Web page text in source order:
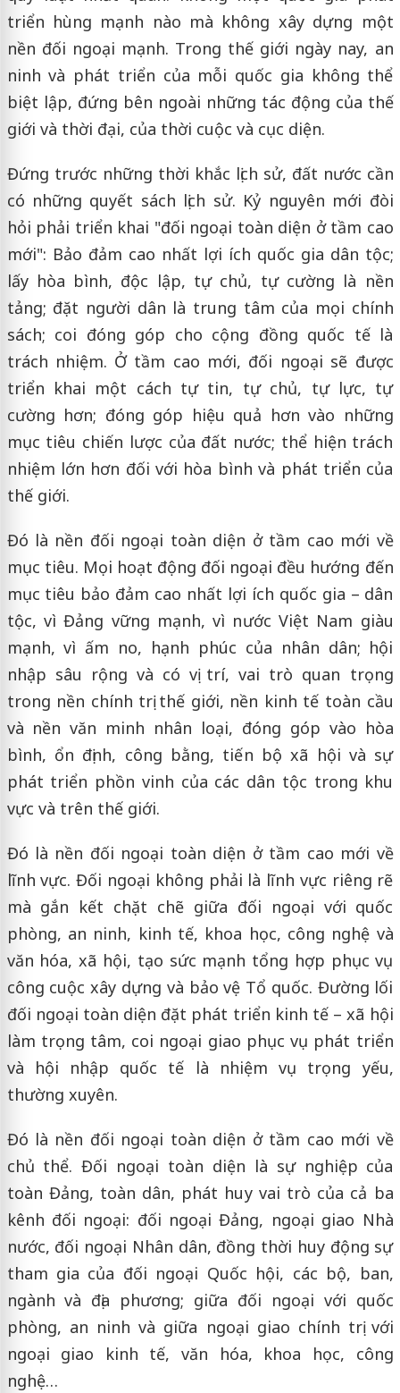
triển hùng mạnh nào mà không xây dựng một
nền đối ngoại mạnh. Trong thế giới ngày nay, an
ninh và phát triển của mỗi quốc gia không thể
biệt lập, đứng bên ngoài những tác động của thế
giới và thời đại, của thời cuộc và cục diện.
Đứng trước những thời khắc lịch sử, đất nước cần
có những quyết sách lịch sử. Kỷ nguyên mới đòi
hỏi phải triển khai "đối ngoại toàn diện ở tầm cao
mới": Bảo đảm cao nhất lợi ích quốc gia dân tộc;
lấy hòa bình, độc lập, tự chủ, tự cường là nền
tảng; đặt người dân là trung tâm của mọi chính
sách; coi đóng góp cho cộng đồng quốc tế là
trách nhiệm. Ở tầm cao mới, đối ngoại sẽ được
triển khai một cách tự tin, tự chủ, tự lực, tự
cường hơn; đóng góp hiệu quả hơn vào những
mục tiêu chiến lược của đất nước; thể hiện trách
nhiệm lớn hơn đối với hòa bình và phát triển của
thế giới.
Đó là nền đối ngoại toàn diện ở tầm cao mới về
mục tiêu. Mọi hoạt động đối ngoại đều hướng đến
mục tiêu bảo đảm cao nhất lợi ích quốc gia – dân
tộc, vì Đảng vững mạnh, vì nước Việt Nam giàu
mạnh, vì ấm no, hạnh phúc của nhân dân; hội
nhập sâu rộng và có vị trí, vai trò quan trọng
trong nền chính trị thế giới, nền kinh tế toàn cầu
và nền văn minh nhân loại, đóng góp vào hòa
bình, ổn định, công bằng, tiến bộ xã hội và sự
phát triển phồn vinh của các dân tộc trong khu
vực và trên thế giới.
Đó là nền đối ngoại toàn diện ở tầm cao mới về
lĩnh vực. Đối ngoại không phải là lĩnh vực riêng rẽ
mà gắn kết chặt chẽ giữa đối ngoại với quốc
phòng, an ninh, kinh tế, khoa học, công nghệ và
văn hóa, xã hội, tạo sức mạnh tổng hợp phục vụ
công cuộc xây dựng và bảo vệ Tổ quốc. Đường lối
đối ngoại toàn diện đặt phát triển kinh tế – xã hội
làm trọng tâm, coi ngoại giao phục vụ phát triển
và hội nhập quốc tế là nhiệm vụ trọng yếu,
thường xuyên.
Đó là nền đối ngoại toàn diện ở tầm cao mới về
chủ thể. Đối ngoại toàn diện là sự nghiệp của
toàn Đảng, toàn dân, phát huy vai trò của cả ba
kênh đối ngoại: đối ngoại Đảng, ngoại giao Nhà
nước, đối ngoại Nhân dân, đồng thời huy động sự
tham gia của đối ngoại Quốc hội, các bộ, ban,
ngành và địa phương; giữa đối ngoại với quốc
phòng, an ninh và giữa ngoại giao chính trị với
ngoại giao kinh tế, văn hóa, khoa học, công
nghệ…